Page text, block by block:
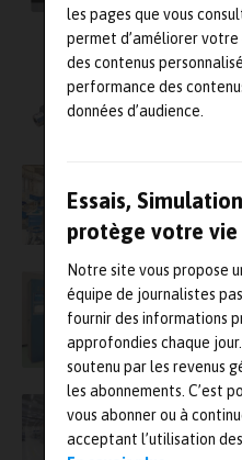
les pages que vous
permet d’améliorer
des contenus
performance des
données d’audience.
Essais,
protège votre vie
Notre site vous propose
équipe de journalistes
fournir des informations
approfondies chaque
soutenu par les revenus
les abonnements. C’est
vous abonner ou à
acceptant l’utilisation des
Un outil
production !
Nouveau
klystrons de
BMZ
test